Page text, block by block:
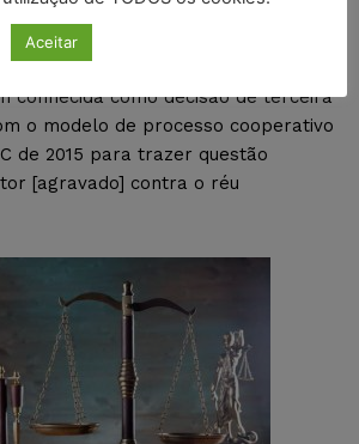
a qual deva decidir de ofício.
da chamada decisão
conhecida como decisão de terceira
o modelo de processo cooperativo
de 2015 para trazer questão
[agravado] contra o réu
Aceitar